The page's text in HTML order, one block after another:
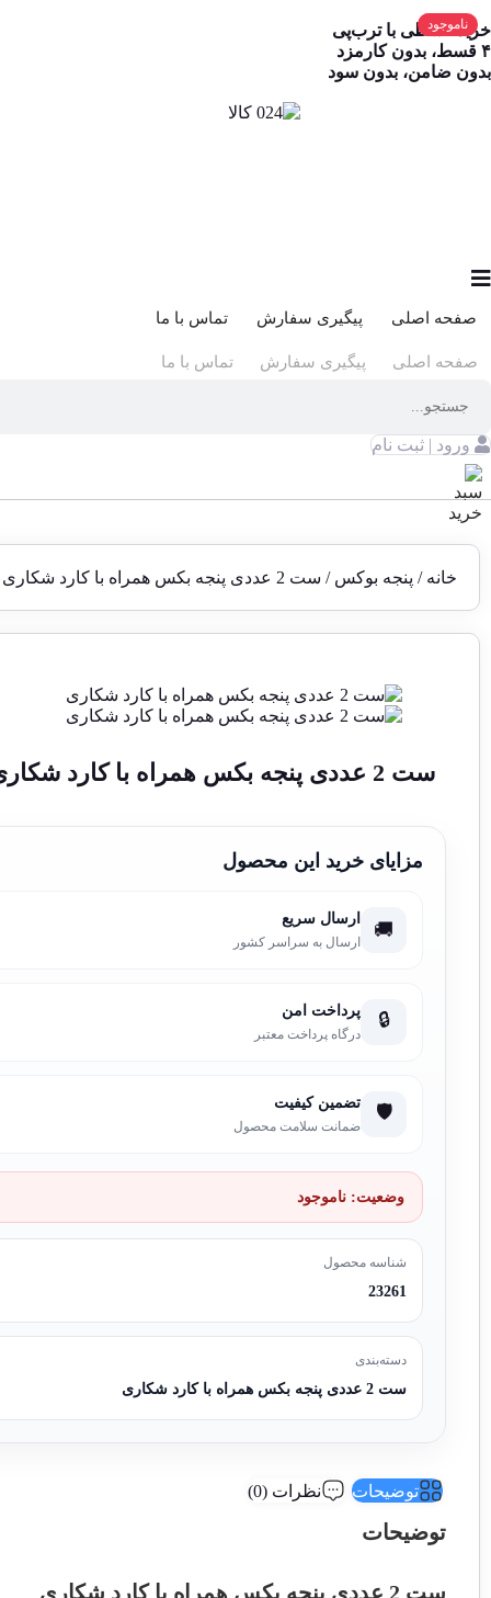
خرید قسطی با ترب‌پی
۴ قسط، بدون کارمزد
بدون ضامن، بدون سود
صفحه اصلی پیگیری سفارش تماس با ما
صفحه اصلی پیگیری سفارش تماس با ما
ورود | ثبت نام
خانه / پنجه بوکس / ست 2 عددی پنجه بکس همراه با کارد شکاری
ست 2 عددی پنجه بکس همراه با کارد شکاری
ناموجود
مزایای خرید این محصول
🚚 ارسال سریع
ارسال به سراسر کشور
🔒 پرداخت امن
درگاه پرداخت معتبر
🛡️ تضمین کیفیت
ضمانت سلامت محصول
وضعیت: ناموجود
شناسه محصول
23261
دسته‌بندی
ست 2 عددی پنجه بکس همراه با کارد شکاری
توضیحات نظرات (0)
توضیحات
ست 2 عددی پنجه بکس همراه با کارد شکاری